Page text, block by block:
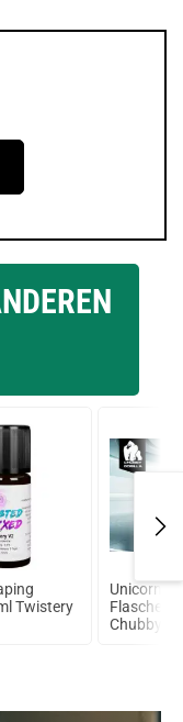
Twistery
Unicorn
Flasche
Chubby